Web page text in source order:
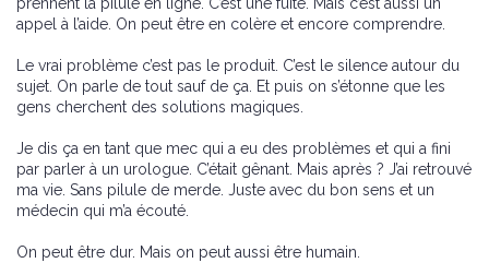
prennent la pilule en ligne. C’est une fuite. Mais c’est aussi un
appel à l’aide. On peut être en colère et encore comprendre.
Le vrai problème c’est pas le produit. C’est le silence autour du
sujet. On parle de tout sauf de ça. Et puis on s’étonne que les
gens cherchent des solutions magiques.
Je dis ça en tant que mec qui a eu des problèmes et qui a fini
par parler à un urologue. C’était gênant. Mais après ? J’ai retrouvé
ma vie. Sans pilule de merde. Juste avec du bon sens et un
médecin qui m’a écouté.
On peut être dur. Mais on peut aussi être humain.